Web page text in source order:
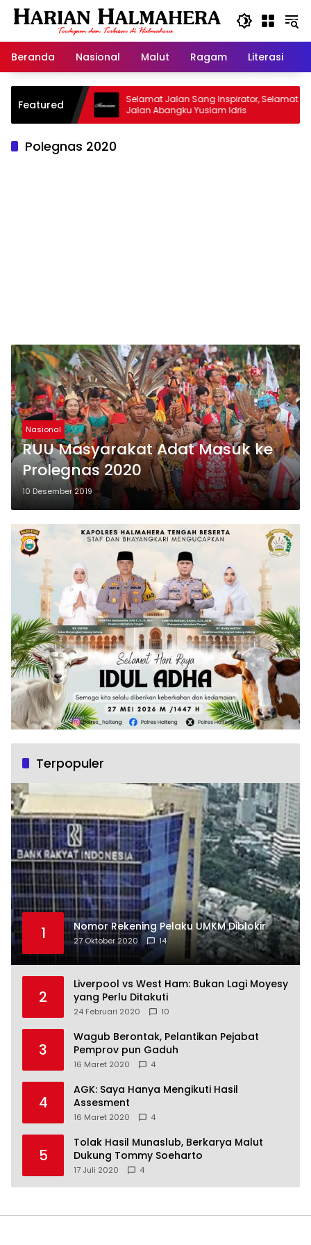
Langsung
Beranda
Nasional Malut Ragam Literasi
Featured
Warisan
Selamat Jalan Sang Inspirator, Selamat
Jalan Abangku Yuslam Idris
Polegnas 2020
Nasional
RUU Masyarakat Adat Masuk ke
Prolegnas 2020
10 Desember 2019
Terpopuler
1 Nomor Rekening Pelaku UMKM Diblokir
27 Oktober 2020 14
2
Liverpool vs West Ham: Bukan Lagi Moyesy
yang Perlu Ditakuti
24 Februari 2020 10
3
Wagub Berontak, Pelantikan Pejabat
Pemprov pun Gaduh
16 Maret 2020 4
4
AGK: Saya Hanya Mengikuti Hasil
Assesment
16 Maret 2020 4
5
Tolak Hasil Munaslub, Berkarya Malut
Dukung Tommy Soeharto
17 Juli 2020 4